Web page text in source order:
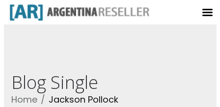
Blog Single
Home Jackson Pollock